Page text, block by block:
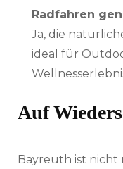
Radfahren
Ja, die
ideal für
Auf
Bayreuth ist nicht